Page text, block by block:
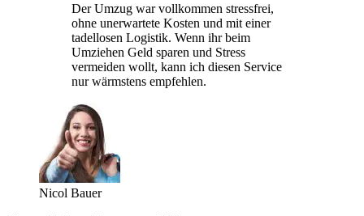
Der Umzug war vollkommen stressfrei,
ohne unerwartete Kosten und mit einer
tadellosen Logistik. Wenn ihr beim
Umziehen Geld sparen und Stress
vermeiden wollt, kann ich diesen Service
nur wärmstens empfehlen.
Nicol Bauer